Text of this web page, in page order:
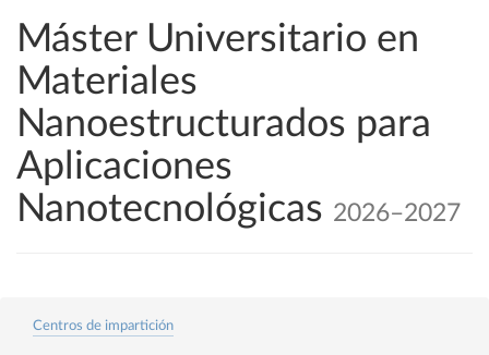
Máster Universitario en
Materiales
Nanoestructurados para
Aplicaciones
Nanotecnológicas 2026–2027
Centros de impartición